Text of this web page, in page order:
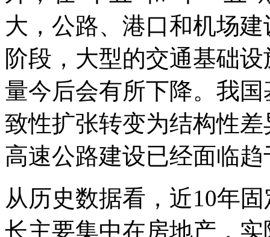
大，公路、港口和机场
阶段，大型的交通基础
量今后会有所下降。我
致性扩张转变为结构性
高速公路建设已经面临
从历史数据看，近10年
长主要集中在房地产，